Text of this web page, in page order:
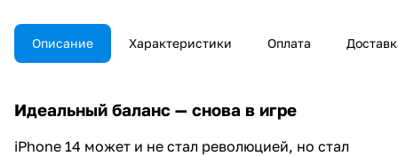
Описание Характеристики Оплата
Идеальный баланс — снова в игре
iPhone 14 может и не стал революцией, но стал